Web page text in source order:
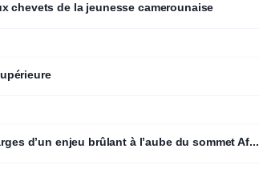
chevets de la jeunesse camerounaise
d’un enjeu brûlant à l’aube du sommet Af...